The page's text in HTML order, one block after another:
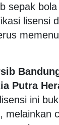
sepak
lisensi
Putra
ini
melainkan